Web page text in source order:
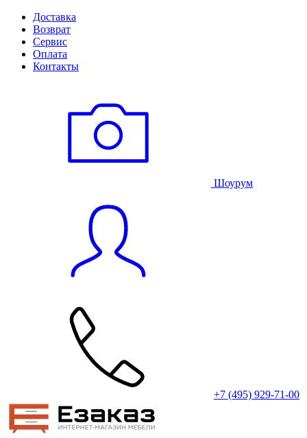
Доставка
Возврат
Сервис
Оплата
Контакты
Шоурум
+7 (495) 929-71-00